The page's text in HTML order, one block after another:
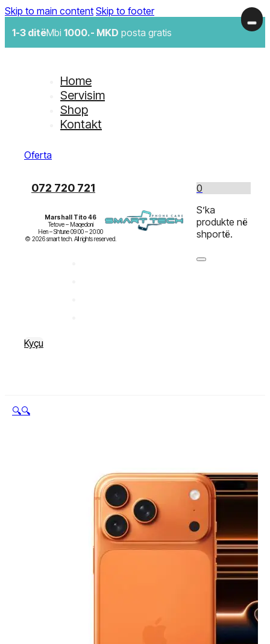
Skip to main content Skip to footer
1-3 ditëMbi 1000.- MKD posta gratis
Home
Servisim
Shop
Kontakt
Oferta
072 720 721
Marshall Tito 46
Tetove – Maqedoni
Hen – Shtune 09:00 – 20:00
Kyçu
0
S’ka
produkte në
shportë.
🔍🔍